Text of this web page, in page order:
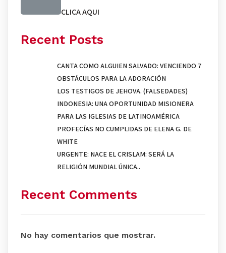
CLICA AQUI
Recent Posts
CANTA COMO ALGUIEN SALVADO: VENCIENDO 7
OBSTÁCULOS PARA LA ADORACIÓN
LOS TESTIGOS DE JEHOVA. (FALSEDADES)
INDONESIA: UNA OPORTUNIDAD MISIONERA
PARA LAS IGLESIAS DE LATINOAMÉRICA
PROFECÍAS NO CUMPLIDAS DE ELENA G. DE
WHITE
URGENTE: NACE EL CRISLAM: SERÁ LA
RELIGIÓN MUNDIAL ÚNICA..
Recent Comments
No hay comentarios que mostrar.